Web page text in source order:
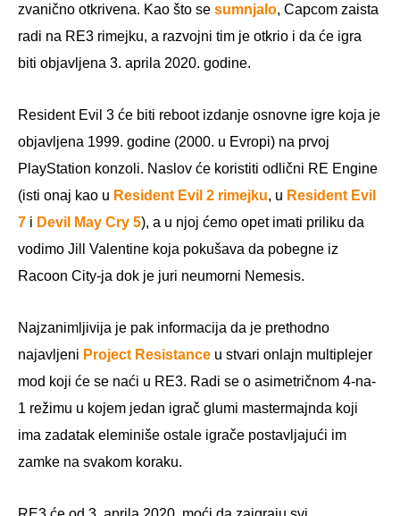
zvanično otkrivena. Kao što se sumnjalo, Capcom zaista
radi na RE3 rimejku, a razvojni tim je otkrio i da će igra
biti objavljena 3. aprila 2020. godine.
Resident Evil 3 će biti reboot izdanje osnovne igre koja je
objavljena 1999. godine (2000. u Evropi) na prvoj
PlayStation konzoli. Naslov će koristiti odlični RE Engine
(isti onaj kao u Resident Evil 2 rimejku, u Resident Evil
7 i Devil May Cry 5), a u njoj ćemo opet imati priliku da
vodimo Jill Valentine koja pokušava da pobegne iz
Racoon City-ja dok je juri neumorni Nemesis.
Najzanimljivija je pak informacija da je prethodno
najavljeni Project Resistance u stvari onlajn multiplejer
mod koji će se naći u RE3. Radi se o asimetričnom 4-na-
1 režimu u kojem jedan igrač glumi mastermajnda koji
ima zadatak eleminiše ostale igrače postavljajući im
zamke na svakom koraku.